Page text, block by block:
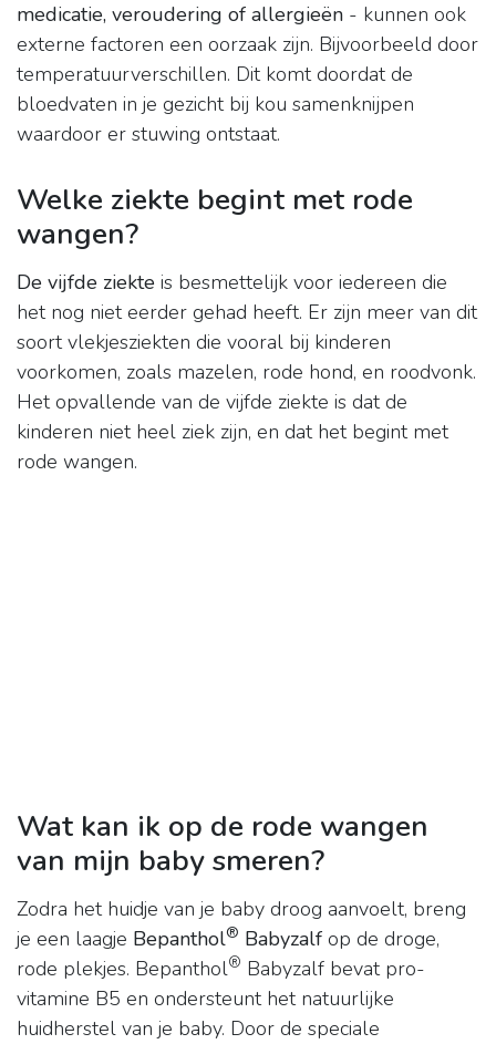
medicatie, veroudering of allergieën - kunnen ook
externe factoren een oorzaak zijn. Bijvoorbeeld door
temperatuurverschillen. Dit komt doordat de
bloedvaten in je gezicht bij kou samenknijpen
waardoor er stuwing ontstaat.
Welke ziekte begint met rode
wangen?
De vijfde ziekte is besmettelijk voor iedereen die
het nog niet eerder gehad heeft. Er zijn meer van dit
soort vlekjesziekten die vooral bij kinderen
voorkomen, zoals mazelen, rode hond, en roodvonk.
Het opvallende van de vijfde ziekte is dat de
kinderen niet heel ziek zijn, en dat het begint met
rode wangen.
Wat kan ik op de rode wangen
van mijn baby smeren?
Zodra het huidje van je baby droog aanvoelt, breng
je een laagje Bepanthol® Babyzalf op de droge,
rode plekjes. Bepanthol® Babyzalf bevat pro-
vitamine B5 en ondersteunt het natuurlijke
huidherstel van je baby. Door de speciale